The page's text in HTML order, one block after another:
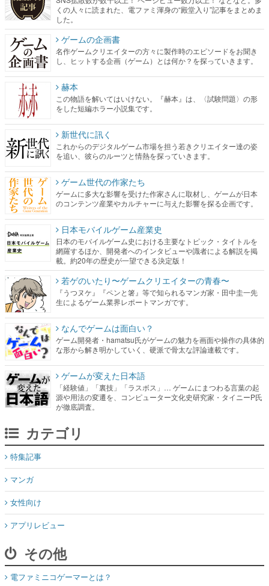
くの人々に読まれた、電ファミ渾身の“殿堂入り”記事をまとめま
した。
ゲームの企画書
名作ゲームクリエイターの方々に製作時のエピソードをお聞き
し、ヒットする企画（ゲーム）とは何か？を探っていきます。
赫本
この物語を解いてはいけない。『赫本』は、〈試験問題〉の形
をした短編ホラー小説集です。
新世代に訊く
これからのデジタルゲーム市場を担う若きクリエイター達の姿
を追い、彼らのルーツと情熱を探っていきます。
ゲーム世代の作家たち
ゲームに多大な影響を受けた作家さんに取材し、ゲームが日本
のコンテンツ産業やカルチャーに与えた影響を探る企画です。
日本モバイルゲーム産業史
日本のモバイルゲーム史における主要なトピック・タイトルを
網羅するほか、開発者へのインタビューや識者による解説を掲
載。約20年の歴史が一望できる決定版！
若ゲのいたり〜ゲームクリエイターの青春〜
『うつヌケ』『ペンと箸』等で知られるマンガ家・田中圭一先
生によるゲーム業界レポートマンガです。
なんでゲームは面白い？
ゲーム開発者・hamatsu氏がゲームの魅力を画面や操作の具体的
な形から解き明かしていく、硬派で骨太な評論連載です。
ゲームが変えた日本語
「経験値」「裏技」「ラスボス」… ゲームにまつわる言葉の起
源や用法の変遷を、コンピューター文化史研究家・タイニーP氏
が徹底調査。
カテゴリ
特集記事
マンガ
女性向け
アプリレビュー
その他
電ファミニコゲーマーとは？